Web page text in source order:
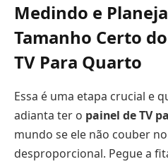
Medindo e
Tamanho Certo
TV Para Quarto
Essa é uma etapa crucial e
adianta ter o painel de TV
mundo se ele não couber
desproporcional. Pegue a